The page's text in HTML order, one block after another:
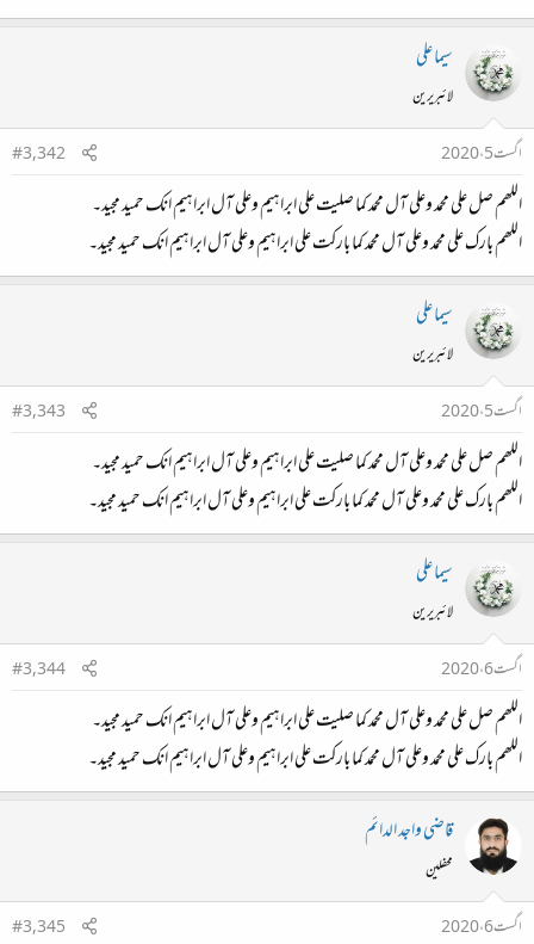
سیما علی
لائبریرین
اگست 5، 2020
#3,342
اللھم صل علی محمد وعلی آل محمد کما صلیت علی ابراہیم وعلی آل ابراہیم انک حمید مجید۔
اللھم بارک علی محمد وعلی آل محمد کما بارکت علی ابراہیم وعلی آل ابراہیم انک حمید مجید۔
سیما علی
لائبریرین
اگست 5، 2020
#3,343
اللھم صل علی محمد وعلی آل محمد کما صلیت علی ابراہیم وعلی آل ابراہیم انک حمید مجید۔
اللھم بارک علی محمد وعلی آل محمد کما بارکت علی ابراہیم وعلی آل ابراہیم انک حمید مجید۔
سیما علی
لائبریرین
اگست 6، 2020
#3,344
اللھم صل علی محمد وعلی آل محمد کما صلیت علی ابراہیم وعلی آل ابراہیم انک حمید مجید۔
اللھم بارک علی محمد وعلی آل محمد کما بارکت علی ابراہیم وعلی آل ابراہیم انک حمید مجید۔
قاضی واجد الدائم
محفلین
اگست 6، 2020
#3,345